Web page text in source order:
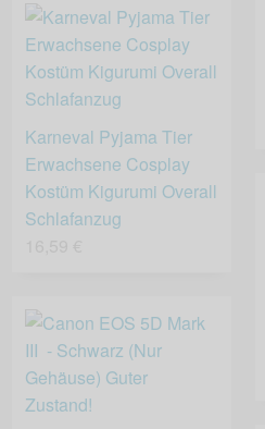
Karneval Pyjama Tier
Erwachsene Cosplay
Kostüm Kigurumi Overall
Schlafanzug